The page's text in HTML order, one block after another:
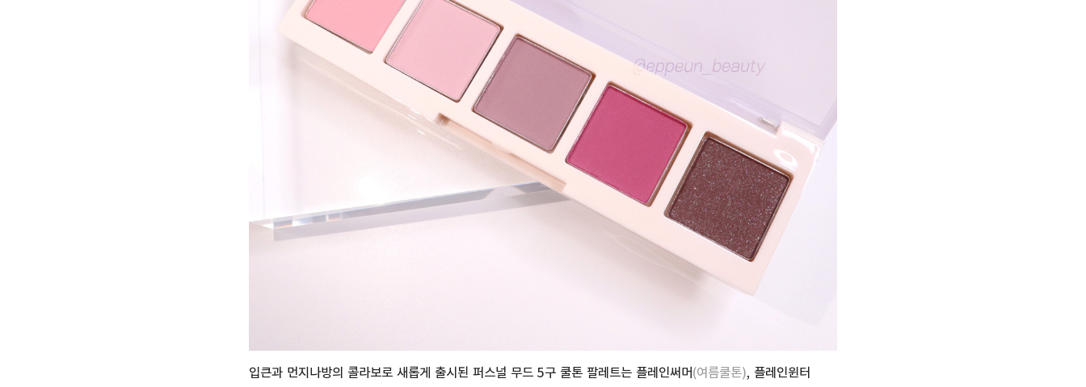
입큰과 먼지나방의 콜라보로 새롭게 출시된 퍼스널 무드 5구 쿨톤 팔레트는 플레인써머(여름쿨톤), 플레인윈터